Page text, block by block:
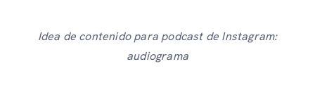
Idea de contenido para podcast de Instagram:
audiograma